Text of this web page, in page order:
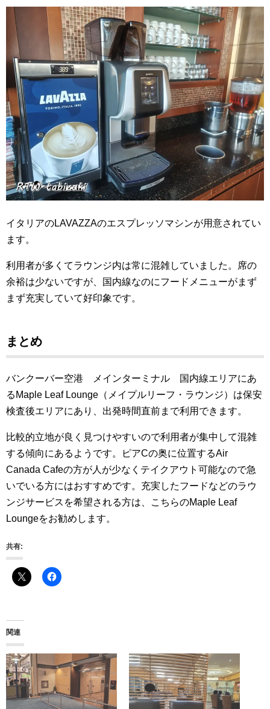
イタリアのLAVAZZAのエスプレッソマシンが用意されてい
ます。
利用者が多くてラウンジ内は常に混雑していました。席の
余裕は少ないですが、国内線なのにフードメニューがまず
まず充実していて好印象です。
まとめ
バンクーバー空港 メインターミナル 国内線エリアにあ
るMaple Leaf Lounge（メイプルリーフ・ラウンジ）は保安
検査後エリアにあり、出発時間直前まで利用できます。
比較的立地が良く見つけやすいので利用者が集中して混雑
する傾向にあるようです。ピアCの奥に位置するAir
Canada Cafeの方が人が少なくテイクアウト可能なので急
いでいる方にはおすすめです。充実したフードなどのラウ
ンジサービスを希望される方は、こちらのMaple Leaf
Loungeをお勧めします。
共有:
関連